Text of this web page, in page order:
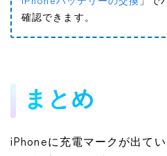
確認できます。
まとめ
iPhoneに充電マークが出て